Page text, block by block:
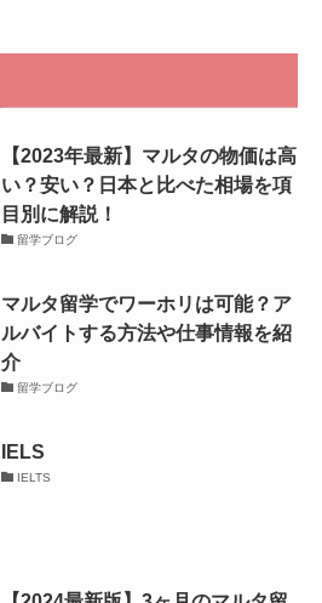
【2023年最新】マルタの物価は高
い？安い？日本と比べた相場を項
目別に解説！
留学ブログ
マルタ留学でワーホリは可能？ア
ルバイトする方法や仕事情報を紹
介
留学ブログ
IELS
IELTS